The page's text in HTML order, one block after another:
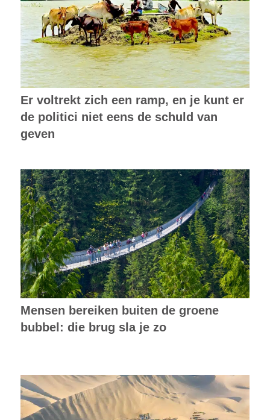
Er voltrekt zich een ramp, en je kunt er
de politici niet eens de schuld van
geven
Mensen bereiken buiten de groene
bubbel: die brug sla je zo